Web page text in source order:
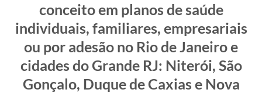
conceito em planos de saúde
individuais, familiares, empresariais
ou por adesão no Rio de Janeiro e
cidades do Grande RJ: Niterói, São
Gonçalo, Duque de Caxias e Nova